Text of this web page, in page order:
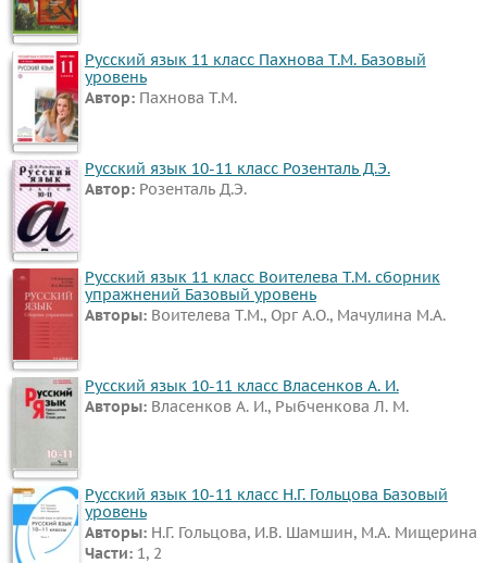
Русский язык 11 класс Пахнова Т.М. Базовый
уровень
Автор: Пахнова Т.М.
Русский язык 10-11 класс Розенталь Д.Э.
Автор: Розенталь Д.Э.
Русский язык 11 класс Воителева Т.М. сборник
упражнений Базовый уровень
Авторы: Воителева Т.М., Орг А.О., Мачулина М.А.
Русский язык 10-11 класс Власенков А. И.
Авторы: Власенков А. И., Рыбченкова Л. М.
Русский язык 10-11 класс Н.Г. Гольцова Базовый
уровень
Авторы: Н.Г. Гольцова, И.В. Шамшин, М.А. Мищерина
Части: 1, 2